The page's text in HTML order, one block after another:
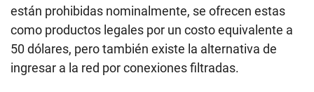
están prohibidas nominalmente, se ofrecen estas
como productos legales por un costo equivalente a
50 dólares, pero también existe la alternativa de
ingresar a la red por conexiones filtradas.